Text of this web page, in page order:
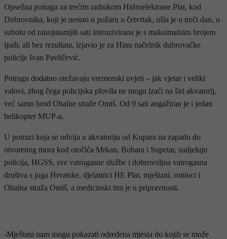
Opsežna potraga za trećim radnikom Hidroelektrane Plat, kod
Dubrovnika, koji je nestao u požaru u četvrtak, ušla je u treći dan, u
subotu od ranojutarnjih sati intenzivirana je s maksimalnim brojem
ljudi, ali bez rezultata, izjavio je za Hinu načelnik dubrovačke
policije Ivan Pavličević.
Potragu dodatno otežavaju vremenski uvjeti – jak vjetar i veliki
valovi, zbog čega policijska plovila ne mogu izaći na širi akvatorij,
već samo brod Obalne straže Omiš. Od 9 sati angažiran je i jedan
helikopter MUP-a.
U potrazi koja se odvija u akvatoriju od Kupara na zapadu do
otvorenog mora kod otočića Mrkan, Bobara i Supetar, sudjeluju
policija, HGSS, sve vatrogasne službe i dobrovoljna vatrogasna
društva s juga Hrvatske, djelatnici HE Plat, mještani, ronioci i
Obalna straža Omiš, a medicinski tim je u pripravnosti.
-Mještani nam mogu pokazati određena mjesta do kojih se može